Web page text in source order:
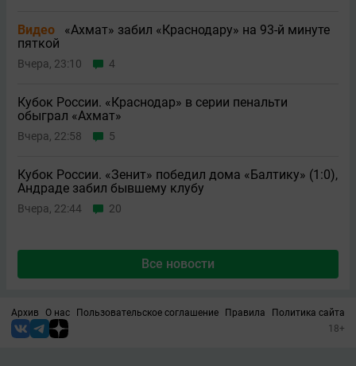
Видео
«Ахмат» забил «Краснодару» на 93-й минуте
пяткой
Вчера, 23:10 4
Кубок России. «Краснодар» в серии пенальти
обыграл «Ахмат»
Вчера, 22:58 5
Кубок России. «Зенит» победил дома «Балтику» (1:0),
Андраде забил бывшему клубу
Вчера, 22:44 20
Все новости
Архив О нас Пользовательское соглашение Правила
Политика сайта
18+